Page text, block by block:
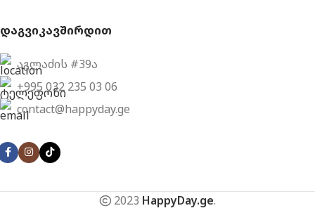
დაგვიკავშირდით
აგლაძის #39ა
+995 032 235 03 06
contact@happyday.ge
2023 HappyDay.ge.